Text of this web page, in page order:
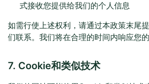
式接收您提供给我们的个人信息
如需行使上述权利，请通过本政策末尾
们联系。我们将在合理的时间内响应您的
7. Cookie和类似技术